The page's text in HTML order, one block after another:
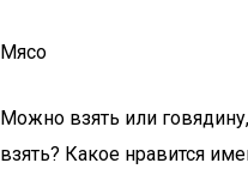
Мясо
Можно взять или
взять? Какое нравится